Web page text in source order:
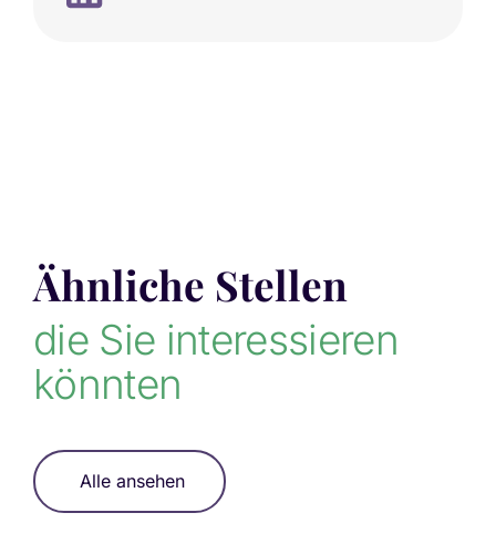
Ähnliche Stellen
die Sie interessieren
könnten
Alle ansehen